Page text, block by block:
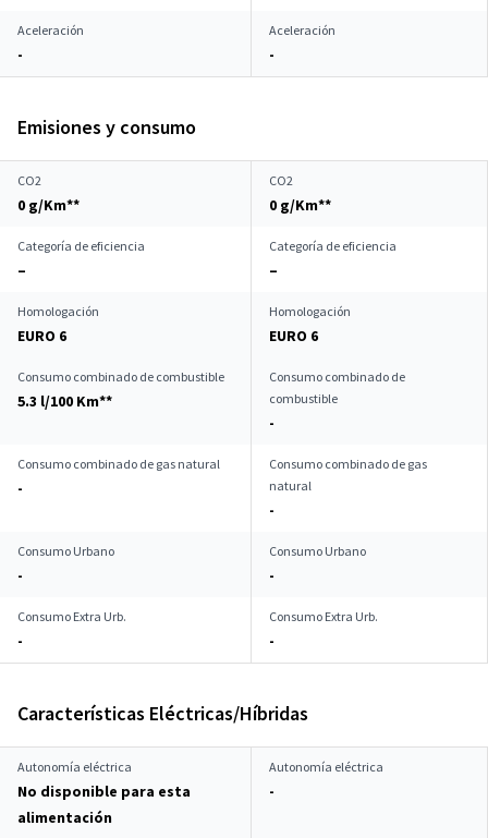
Aceleración
-
Aceleración
-
Emisiones y consumo
CO2
0 g/Km**
CO2
0 g/Km**
Categoría de eficiencia
–
Categoría de eficiencia
–
Homologación
EURO 6
Homologación
EURO 6
Consumo combinado de combustible
5.3 l/100 Km**
Consumo combinado de
combustible
-
Consumo combinado de gas natural
-
Consumo combinado de gas
natural
-
Consumo Urbano
-
Consumo Urbano
-
Consumo Extra Urb.
-
Consumo Extra Urb.
-
Características Eléctricas/Híbridas
Autonomía eléctrica
No disponible para esta
alimentación
Autonomía eléctrica
-